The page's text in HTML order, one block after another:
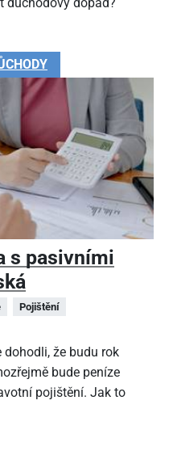
s pasivními
Pojištění
dohodli, že budu rok
bude peníze
pojištění. Jak to